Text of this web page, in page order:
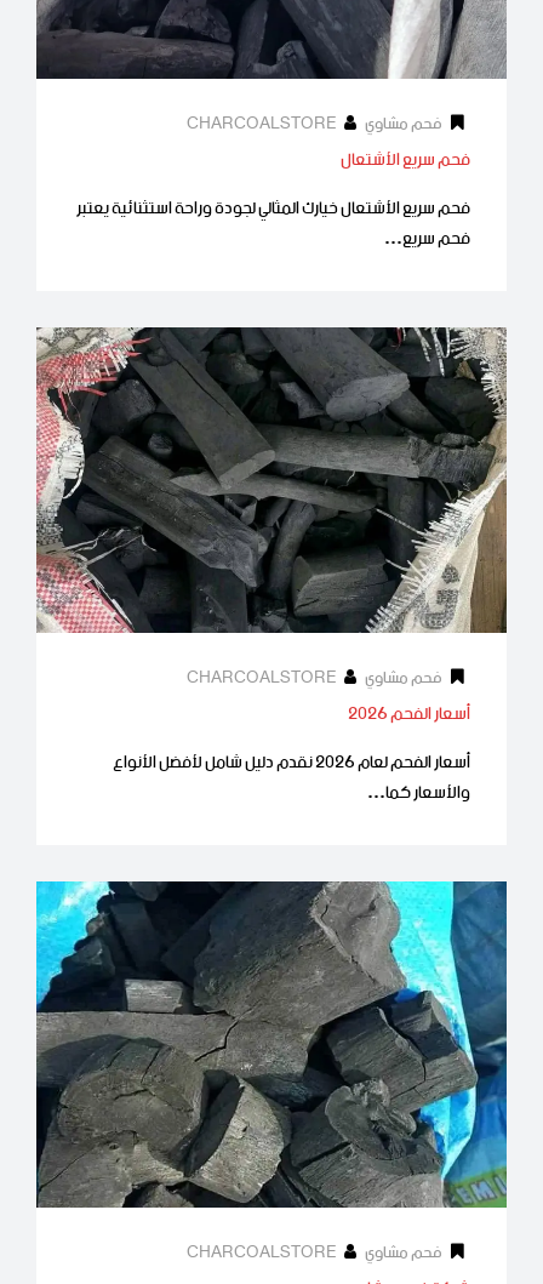
فحم مشاوي
فحم سريع الأشتعال
فحم سريع الأشتعال خيارك المثالي لجودة وراحة استثنائية يعتبر
فحم سريع…
فحم مشاوي
أسعار الفحم 2026
أسعار الفحم لعام 2026 نقدم دليل شامل لأفضل الأنواع
والأسعار كما…
فحم مشاوي